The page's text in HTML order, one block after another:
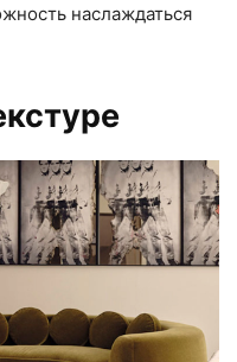
наслаждаться